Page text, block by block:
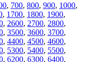
, 700, 800, 900, 1000,
, 1700, 1800, 1900,
, 2600, 2700, 2800,
, 3500, 3600, 3700,
, 4400, 4500, 4600,
, 5300, 5400, 5500,
, 6200, 6300, 6400,